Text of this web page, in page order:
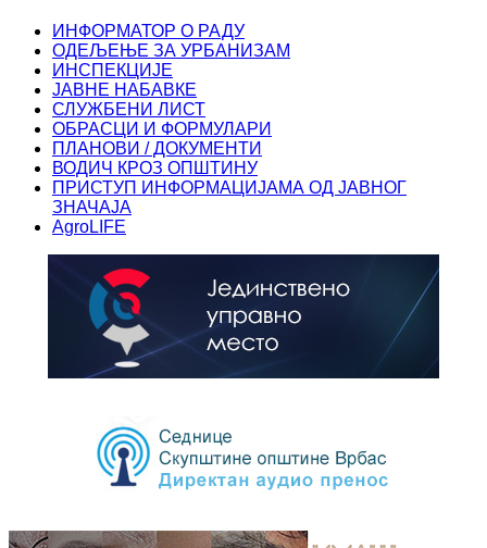
ИНФОРМАТОР О РАДУ
ОДЕЉЕЊЕ ЗА УРБАНИЗАМ
ИНСПЕКЦИЈЕ
ЈАВНЕ НАБАВКЕ
СЛУЖБЕНИ ЛИСТ
ОБРАСЦИ И ФОРМУЛАРИ
ПЛАНОВИ / ДОКУМЕНТИ
ВОДИЧ КРОЗ ОПШТИНУ
ПРИСТУП ИНФОРМАЦИЈАМА ОД ЈАВНОГ
ЗНАЧАЈА
AgroLIFE